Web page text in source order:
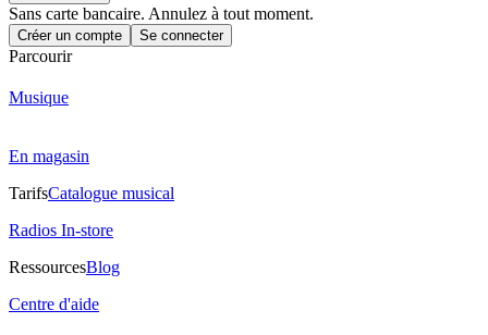
Sans carte bancaire. Annulez à tout moment.
Créer un compte Se connecter
Parcourir
Musique
En magasin
TarifsCatalogue musical
Radios In-store
RessourcesBlog
Centre d'aide